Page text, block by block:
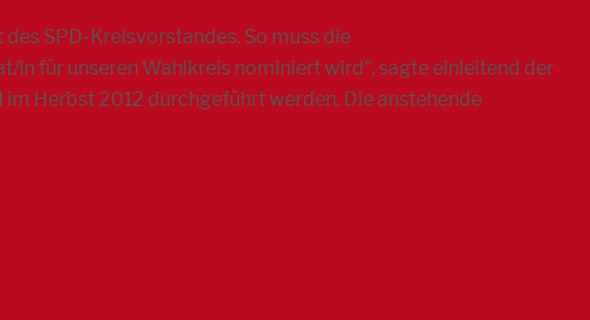
SPD-Kreisvorstandes. So muss die
für unseren Wahlkreis nominiert wird“, sagte einleitend der
Herbst 2012 durchgeführt werden. Die anstehende